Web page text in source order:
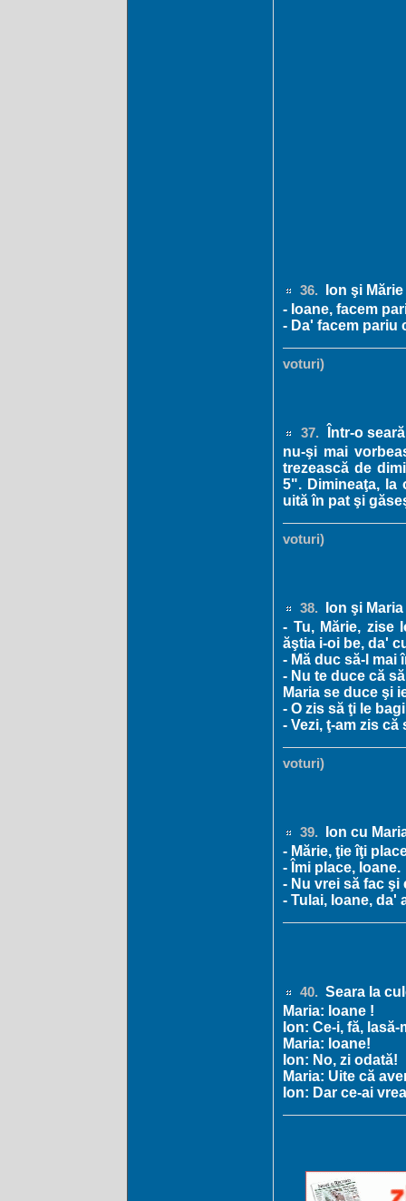
36. Ion şi
- Ioane, facem
- Da' facem pariu
voturi)
37.
Într-o
nu-şi mai
trezească de
5". Dimineaţa, la
uită în pat şi
voturi)
38. Ion şi
- Tu, Mărie, zise
ăştia i-oi be, da'
- Mă duc să-l mai
- Nu te duce că
Maria se duce şi
- O zis să ţi le
- Vezi, ţ-am zis
voturi)
39. Ion cu
- Mărie, ţie îţi
- Îmi place, Ioane.
- Nu vrei să fac şi
- Tulai, Ioane, da'
40. Seara la
Maria: Ioane !
Ion: Ce-i, fă,
Maria: Ioane!
Ion: No, zi odată!
Maria: Uite că
Ion: Dar ce-ai